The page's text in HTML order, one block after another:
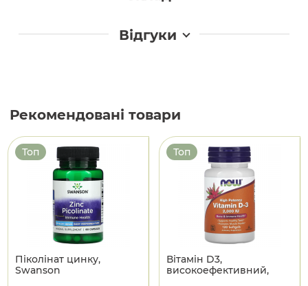
Відгуки
Рекомендовані товари
Топ
Піколінат цинку,
Swanson
Топ
Вітамін D3,
високоефективний,